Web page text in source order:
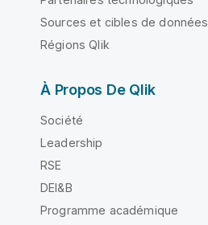
Sources et cibles de données
Régions Qlik
À Propos De Qlik
Société
Leadership
RSE
DEI&B
Programme académique